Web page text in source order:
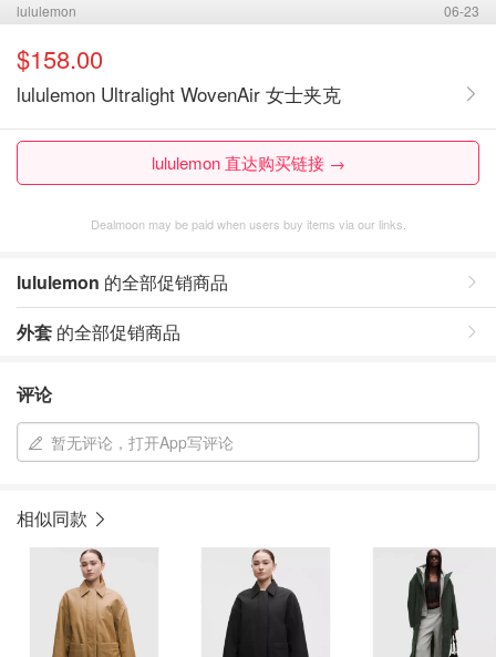
lululemon 06-23
$158.00
lululemon Ultralight WovenAir 女士夹克
lululemon 直达购买链接 →
Dealmoon may be paid when users buy items via our links.
lululemon 的全部促销商品
外套 的全部促销商品
评论
暂无评论，打开App写评论
相似同款